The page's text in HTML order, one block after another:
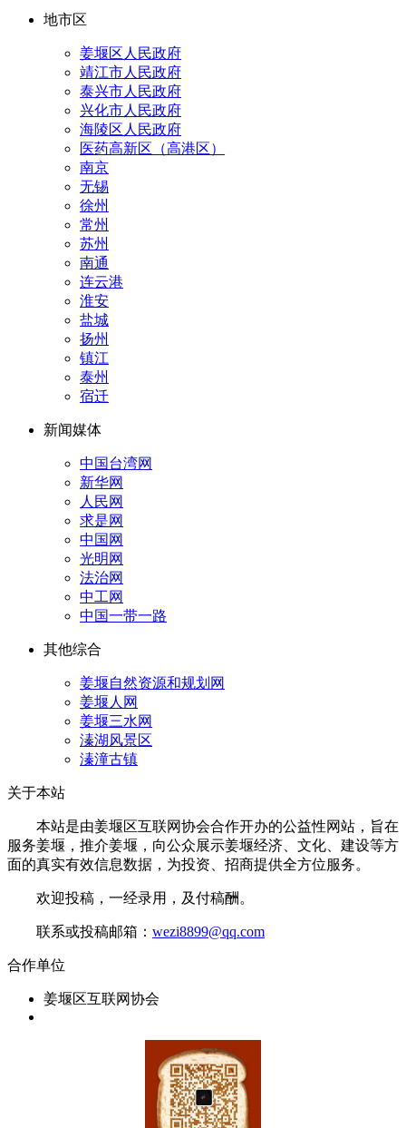
地市区
姜堰区人民政府
靖江市人民政府
泰兴市人民政府
兴化市人民政府
海陵区人民政府
医药高新区（高港区）
南京
无锡
徐州
常州
苏州
南通
连云港
淮安
盐城
扬州
镇江
泰州
宿迁
新闻媒体
中国台湾网
新华网
人民网
求是网
中国网
光明网
法治网
中工网
中国一带一路
其他综合
姜堰自然资源和规划网
姜堰人网
姜堰三水网
溱湖风景区
溱潼古镇
关于本站
本站是由姜堰区互联网协会合作开办的公益性网站，旨在
服务姜堰，推介姜堰，向公众展示姜堰经济、文化、建设等方
面的真实有效信息数据，为投资、招商提供全方位服务。
欢迎投稿，一经录用，及付稿酬。
联系或投稿邮箱： wezi8899@qq.com
合作单位
姜堰区互联网协会